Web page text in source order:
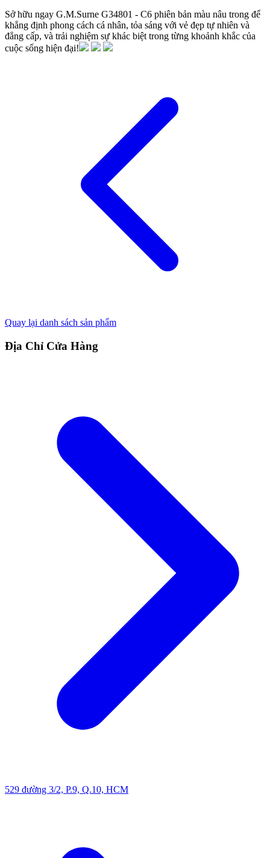
Sở hữu ngay G.M.Surne G34801 - C6 phiên bản màu nâu trong để
khẳng định phong cách cá nhân, tỏa sáng với vẻ đẹp tự nhiên và
đẳng cấp, và trải nghiệm sự khác biệt trong từng khoảnh khắc của
cuộc sống hiện đại!
Quay lại danh sách sản phẩm
Địa Chỉ Cửa Hàng
529 đường 3/2, P.9, Q.10, HCM